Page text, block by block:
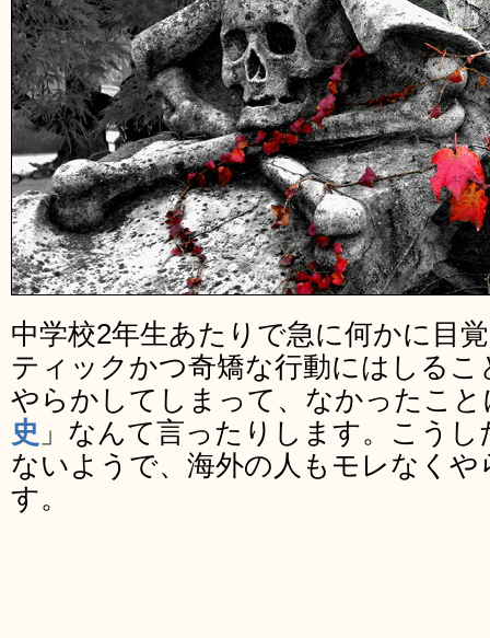
中学校2年生あたりで急に何かに目
ティックかつ奇矯な行動にはしるこ
やらかしてしまって、なかったこ
史 」なんて言ったりします。こう
ないようで、海外の人もモレなく
す。